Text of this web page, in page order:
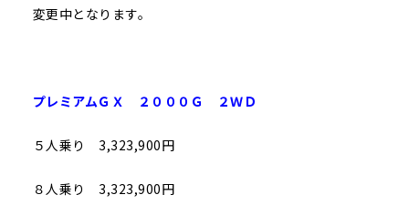
変更中となります。
プレミアムＧＸ ２０００Ｇ ２ＷＤ
５人乗り 3,323,900円
８人乗り 3,323,900円